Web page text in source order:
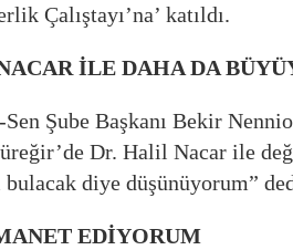
Çalıştayı’na’ katıldı.
İLE DAHA DA
Şube Başkanı Bekir
Dr. Halil Nacar ile
diye düşünüyorum”
EDİYORUM